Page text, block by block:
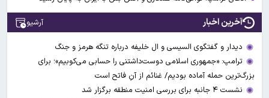
آخرین اخبار آرشیو
دیدار و گفتگوی السیسی و ال خلیفه درباره تنگه هرمز و جنگ
ترامپ: «جمهوری اسلامی دوست‌داشتنی را حسابی می‌کوبیم»؛ برای
بزرگ‌ترین حمله آماده بودیم/ غنائم از آنِ فاتح است
نشست ۴ جانبه برای بررسی امنیت منطقه برگزار شد